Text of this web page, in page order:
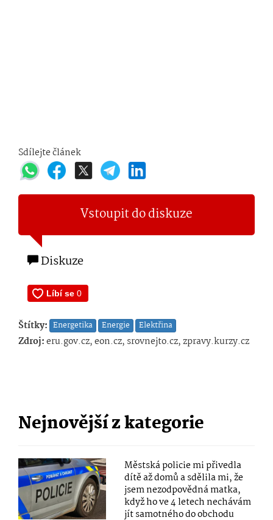
Sdílejte článek
Vstoupit do diskuze
Diskuze
Štítky: Energetika Energie Elektřina
Zdroj:eru.gov.cz, eon.cz, srovnejto.cz, zpravy.kurzy.cz
Nejnovější z kategorie
Městská policie mi přivedla
dítě až domů a sdělila mi, že
jsem nezodpovědná matka,
když ho ve 4 letech nechávám
jít samotného do obchodu